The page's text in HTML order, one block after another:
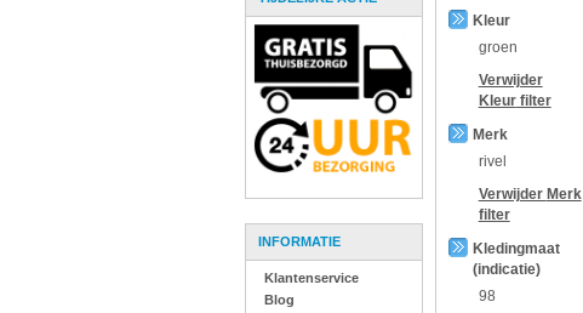
INFORMATIE
Klantenservice
Blog
Kleur
groen
Verwijder
Kleurfilter
Merk
rivel
Verwijder Merk
filter
Kledingmaat
(indicatie)
98